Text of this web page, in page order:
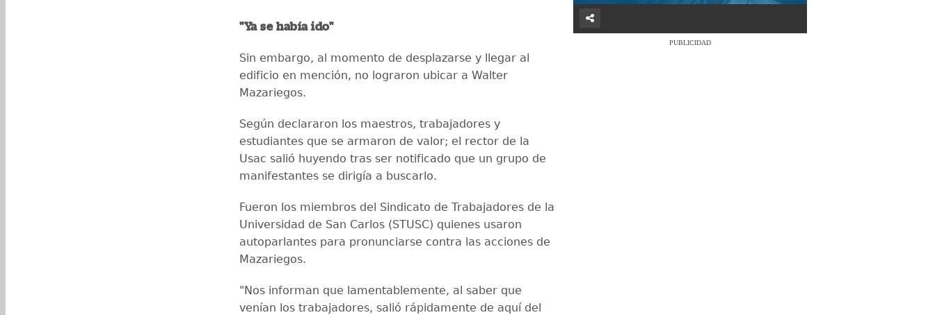
"Ya se había ido"
Sin embargo, al momento de desplazarse y llegar al
edificio en mención, no lograron ubicar a Walter
Mazariegos.
Según declararon los maestros, trabajadores y
estudiantes que se armaron de valor; el rector de la
Usac salió huyendo tras ser notificado que un grupo de
manifestantes se dirigía a buscarlo.
Fueron los miembros del Sindicato de Trabajadores de la
Universidad de San Carlos (STUSC) quienes usaron
autoparlantes para pronunciarse contra las acciones de
Mazariegos.
"Nos informan que lamentablemente, al saber que
venían los trabajadores, salió rápidamente de aquí del
PUBLICIDAD